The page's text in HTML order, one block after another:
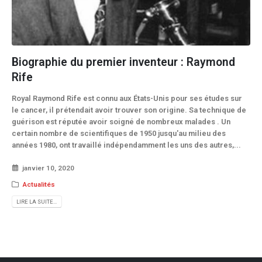
Biographie du premier inventeur : Raymond
Rife
Royal Raymond Rife est connu aux États-Unis pour ses études sur
le cancer, il prétendait avoir trouver son origine. Sa technique de
guérison est réputée avoir soigné de nombreux malades . Un
certain nombre de scientifiques de 1950 jusqu'au milieu des
années 1980, ont travaillé indépendamment les uns des autres,...
janvier 10, 2020
Actualités
LIRE LA SUITE...